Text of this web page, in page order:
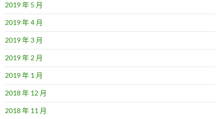
2019 年 5 月
2019 年 4 月
2019 年 3 月
2019 年 2 月
2019 年 1 月
2018 年 12 月
2018 年 11 月